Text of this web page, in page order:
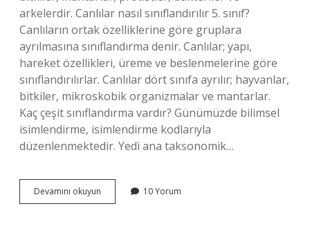
arkelerdir. Canlılar nasıl sınıflandırılır 5. sınıf?
Canlıların ortak özelliklerine göre gruplara
ayrılmasına sınıflandırma denir. Canlılar; yapı,
hareket özellikleri, üreme ve beslenmelerine göre
sınıflandırılırlar. Canlılar dört sınıfa ayrılır; hayvanlar,
bitkiler, mikroskobik organizmalar ve mantarlar.
Kaç çeşit sınıflandırma vardır? Günümüzde bilimsel
isimlendirme, isimlendirme kodlarıyla
düzenlenmektedir. Yedi ana taksonomik…
Devamını okuyun Canlıların
Sınıflandırılması
10 Yorum